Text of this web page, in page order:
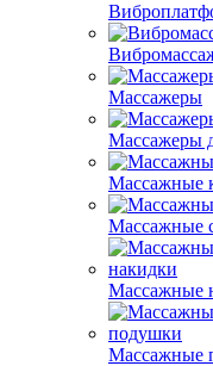
Массажеры
Массажеры
Массажные
Массажные
Массажные
Массажные